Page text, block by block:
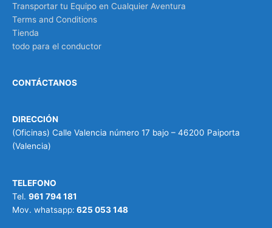
Transportar tu Equipo en Cualquier Aventura
Terms and Conditions
Tienda
todo para el conductor
CONTÁCTANOS
DIRECCIÓN
(Oficinas) Calle Valencia número 17 bajo – 46200 Paiporta
(Valencia)
TELEFONO
Tel. 961 794 181
Mov. whatsapp: 625 053 148